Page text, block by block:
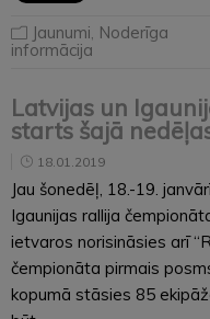
Jaunumi Noderīga
informācija
Latvijas un
starts šajā
18.01.2019
Jau šonedēļ, 18.-19.
Igaunijas rallija
ietvaros norisināsies arī
čempionāta pirmais
kopumā stāsies 85